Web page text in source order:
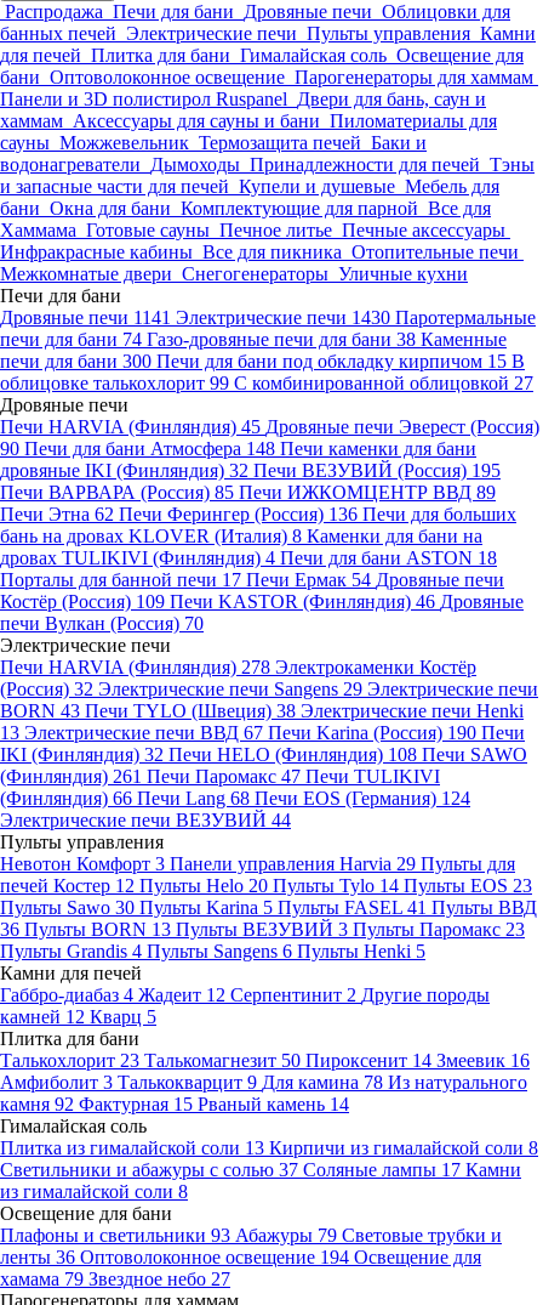
Распродажа Печи для бани Дровяные печи Облицовки для
банных печей Электрические печи Пульты управления Камни
для печей Плитка для бани Гималайская соль Освещение для
бани Оптоволоконное освещение Парогенераторы для хаммам
Панели и 3D полистирол Ruspanel Двери для бань, саун и
хаммам Аксессуары для сауны и бани Пиломатериалы для
сауны Можжевельник Термозащита печей Баки и
водонагреватели Дымоходы Принадлежности для печей Тэны
и запасные части для печей Купели и душевые Мебель для
бани Окна для бани Комплектующие для парной Все для
Хаммама Готовые сауны Печное литье Печные аксессуары
Инфракрасные кабины Все для пикника Отопительные печи
Межкомнатые двери Снегогенераторы Уличные кухни
Печи для бани
Дровяные печи 1141 Электрические печи 1430 Паротермальные
печи для бани 74 Газо-дровяные печи для бани 38 Каменные
печи для бани 300 Печи для бани под обкладку кирпичом 15 В
облицовке талькохлорит 99 С комбинированной облицовкой 27
Дровяные печи
Печи HARVIA (Финляндия) 45 Дровяные печи Эверест (Россия)
90 Печи для бани Атмосфера 148 Печи каменки для бани
дровяные IKI (Финляндия) 32 Печи ВЕЗУВИЙ (Россия) 195
Печи ВАРВАРА (Россия) 85 Печи ИЖКОМЦЕНТР ВВД 89
Печи Этна 62 Печи Ферингер (Россия) 136 Печи для больших
бань на дровах KLOVER (Италия) 8 Каменки для бани на
дровах TULIKIVI (Финляндия) 4 Печи для бани ASTON 18
Порталы для банной печи 17 Печи Ермак 54 Дровяные печи
Костёр (Россия) 109 Печи KASTOR (Финляндия) 46 Дровяные
печи Вулкан (Россия) 70
Электрические печи
Печи HARVIA (Финляндия) 278 Электрокаменки Костёр
(Россия) 32 Электрические печи Sangens 29 Электрические печи
BORN 43 Печи TYLO (Швеция) 38 Электрические печи Henki
13 Электрические печи ВВД 67 Печи Karina (Россия) 190 Печи
IKI (Финляндия) 32 Печи HELO (Финляндия) 108 Печи SAWO
(Финляндия) 261 Печи Паромакс 47 Печи TULIKIVI
(Финляндия) 66 Печи Lang 68 Печи EOS (Германия) 124
Электрические печи ВЕЗУВИЙ 44
Пульты управления
Невотон Комфорт 3 Панели управления Harvia 29 Пульты для
печей Костер 12 Пульты Helo 20 Пульты Tylo 14 Пульты EOS 23
Пульты Sawo 30 Пульты Karina 5 Пульты FASEL 41 Пульты ВВД
36 Пульты BORN 13 Пульты ВЕЗУВИЙ 3 Пульты Паромакс 23
Пульты Grandis 4 Пульты Sangens 6 Пульты Henki 5
Камни для печей
Габбро-диабаз 4 Жадеит 12 Серпентинит 2 Другие породы
камней 12 Кварц 5
Плитка для бани
Талькохлорит 23 Талькомагнезит 50 Пироксенит 14 Змеевик 16
Амфиболит 3 Талькокварцит 9 Для камина 78 Из натурального
камня 92 Фактурная 15 Рваный камень 14
Гималайская соль
Плитка из гималайской соли 13 Кирпичи из гималайской соли 8
Светильники и абажуры с солью 37 Соляные лампы 17 Камни
из гималайской соли 8
Освещение для бани
Плафоны и светильники 93 Абажуры 79 Световые трубки и
ленты 36 Оптоволоконное освещение 194 Освещение для
хамама 79 Звездное небо 27
Парогенераторы для хаммам